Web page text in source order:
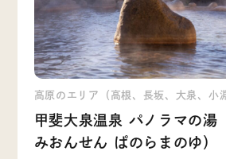
高原のエリア（高根、長坂、大泉、小
甲斐大泉温泉 パノラマの湯
みおんせん ぱのらまのゆ）